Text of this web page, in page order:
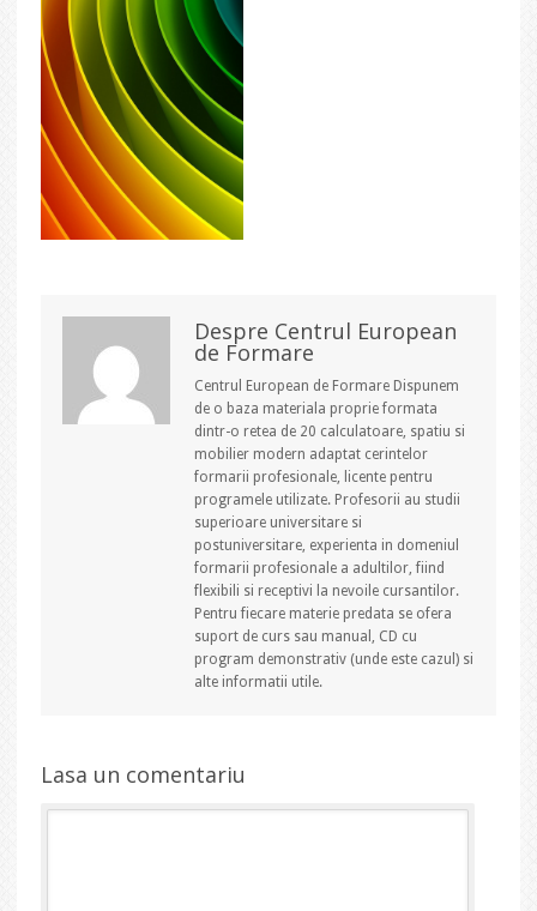
Despre Centrul European
de Formare
Centrul European de Formare Dispunem
de o baza materiala proprie formata
dintr-o retea de 20 calculatoare, spatiu si
mobilier modern adaptat cerintelor
formarii profesionale, licente pentru
programele utilizate. Profesorii au studii
superioare universitare si
postuniversitare, experienta in domeniul
formarii profesionale a adultilor, fiind
flexibili si receptivi la nevoile cursantilor.
Pentru fiecare materie predata se ofera
suport de curs sau manual, CD cu
program demonstrativ (unde este cazul) si
alte informatii utile.
Lasa un comentariu